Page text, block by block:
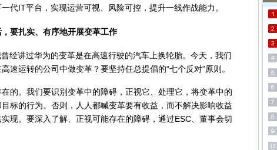
代IT平台，实现运营可视、风险可控，提升一线作战能力。
要扎实、有序地开展变革工作
讲过华为的变革是在高速行驶的汽车上换轮胎。今天，我们
速运转的公司中做变革？要坚持任总提倡的“七个反对”原则。
。我们要识别变革中的障碍，正视它、处理它，将变革中的
标的行为。否则，人人都喊变革要有收益，而不解决影响收益
现。要深入了解、正视可能存在的障碍，通过ESC、董事会切